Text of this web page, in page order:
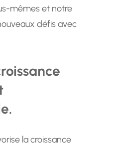
mêmes et notre
défis avec
la croissance